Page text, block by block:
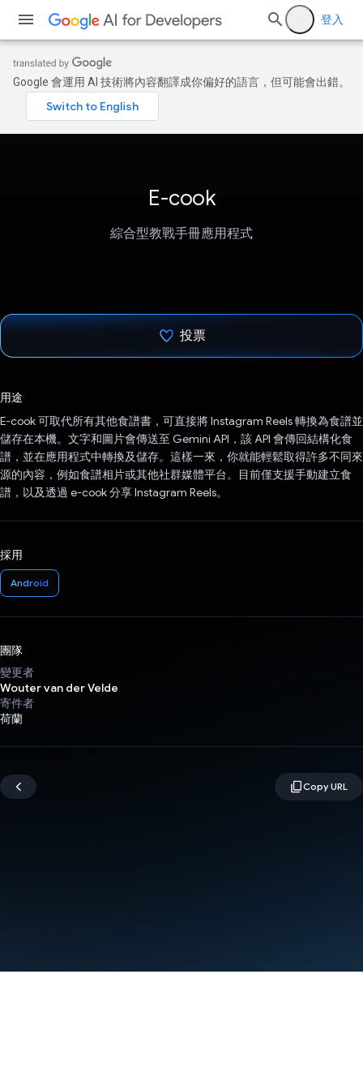
登入
Google 會運用 AI 技術將內容翻譯成你偏好的語言，但可能會出錯。
E-cook
綜合型教戰手冊應用程式
投票
用途
E-cook 可取代所有其他食譜書，可直接將 Instagram Reels 轉換為食譜並
儲存在本機。文字和圖片會傳送至 Gemini API，該 API 會傳回結構化食
譜，並在應用程式中轉換及儲存。這樣一來，你就能輕鬆取得許多不同來
源的內容，例如食譜相片或其他社群媒體平台。目前僅支援手動建立食
譜，以及透過 e-cook 分享 Instagram Reels。
採用
Android
團隊
變更者
Wouter van der Velde
寄件者
荷蘭